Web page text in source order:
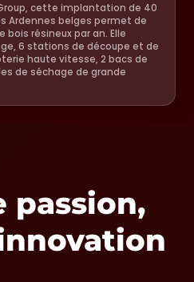
cette implantation de 40
Ardennes belges permet de
bois résineux par an. Elle
6 stations de découpe et de
haute vitesse, 2 bacs de
de séchage de grande
passion,